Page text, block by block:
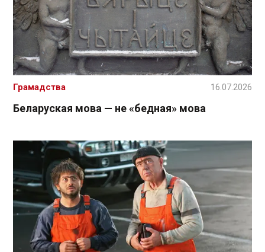
Беларуская мова — не «бедная» мова
Грамадства 16.07.2026